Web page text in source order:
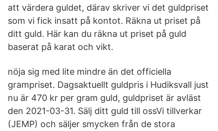
att värdera guldet, därav skriver vi det guldpriset
som vi fick insatt på kontot. Räkna ut priset på
ditt guld. Här kan du räkna ut priset på guld
baserat på karat och vikt.
nöja sig med lite mindre än det officiella
grampriset. Dagsaktuellt guldpris i Hudiksvall just
nu är 470 kr per gram guld, guldpriset är avläst
den 2021-03-31. Sälj ditt guld till ossVi tillverkar
(JEMP) och säljer smycken från de stora